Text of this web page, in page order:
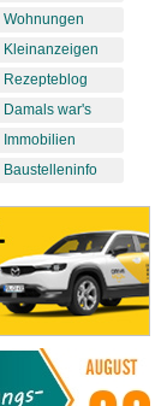
Wohnungen
Kleinanzeigen
Rezepteblog
Damals war's
Immobilien
Baustelleninfo